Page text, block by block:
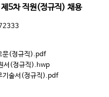
5차 직원(정규직) 채용
문(정규직).pdf
서(정규직).hwp
기술서(정규직).pdf